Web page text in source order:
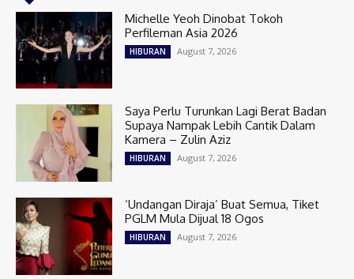
Michelle Yeoh Dinobat Tokoh
Perfileman Asia 2026
HIBURAN August 7, 2026
Saya Perlu Turunkan Lagi Berat Badan
Supaya Nampak Lebih Cantik Dalam
Kamera – Zulin Aziz
HIBURAN August 7, 2026
‘Undangan Diraja’ Buat Semua, Tiket
PGLM Mula Dijual 18 Ogos
HIBURAN August 7, 2026